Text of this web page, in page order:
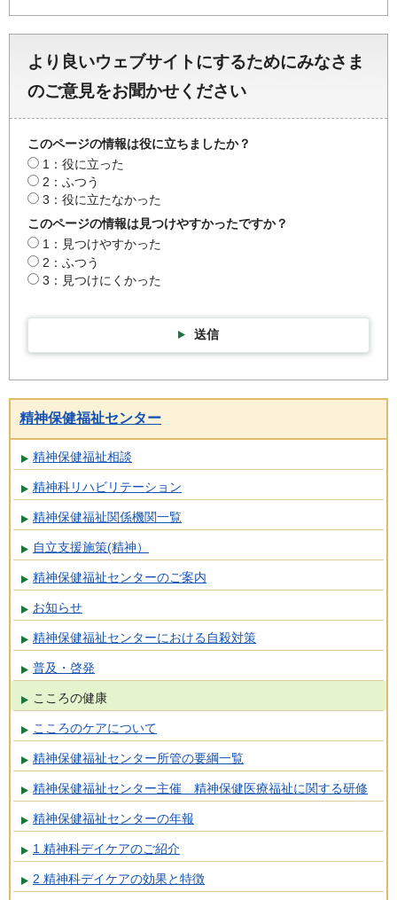
より良いウェブサイトにするためにみなさま
のご意見をお聞かせください
このページの情報は役に立ちましたか？
1：役に立った
2：ふつう
3：役に立たなかった
このページの情報は見つけやすかったですか？
1：見つけやすかった
2：ふつう
3：見つけにくかった
送信
精神保健福祉センター
精神保健福祉相談
精神科リハビリテーション
精神保健福祉関係機関一覧
自立支援施策(精神）
精神保健福祉センターのご案内
お知らせ
精神保健福祉センターにおける自殺対策
普及・啓発
こころの健康
こころのケアについて
精神保健福祉センター所管の要綱一覧
精神保健福祉センター主催 精神保健医療福祉に関する研修
精神保健福祉センターの年報
1 精神科デイケアのご紹介
2 精神科デイケアの効果と特徴